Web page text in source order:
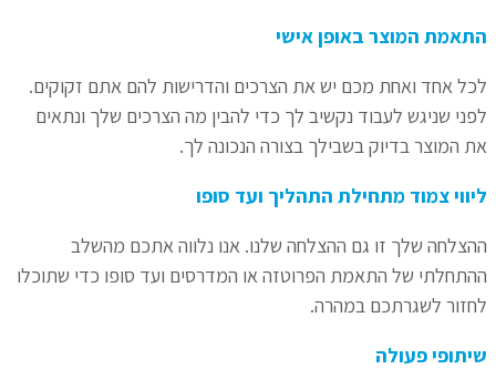
התאמת המוצר באופן אישי
לכל אחד ואחת מכם יש את הצרכים והדרישות להם אתם זקוקים.
לפני שניגש לעבוד נקשיב לך כדי להבין מה הצרכים שלך ונתאים
את המוצר בדיוק בשבילך בצורה הנכונה לך.
ליווי צמוד מתחילת התהליך ועד סופו
ההצלחה שלך זו גם ההצלחה שלנו. אנו נלווה אתכם מהשלב
ההתחלתי של התאמת הפרוטזה או המדרסים ועד סופו כדי שתוכלו
לחזור לשגרתכם במהרה.
שיתופי פעולה